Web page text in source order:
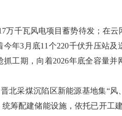
万千瓦风电项目蓄势待发；在云
年3月底11个220千伏升压站及
工期，向着2026年底全容量并
北采煤沉陷区新能源基地集“风
统筹配建储能设施，依托已开工